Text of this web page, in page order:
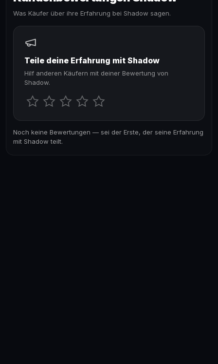
Was Käufer über ihre Erfahrung bei Shadow sagen.
Teile deine Erfahrung mit Shadow
Hilf anderen Käufern mit deiner Bewertung von
Shadow.
Noch keine Bewertungen — sei der Erste, der seine Erfahrung
mit Shadow teilt.